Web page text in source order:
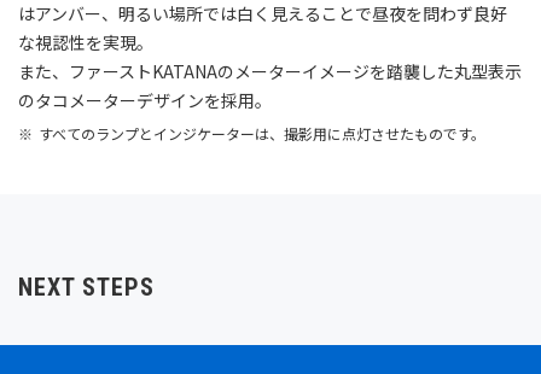
はアンバー、明るい場所では白く見えることで昼夜を問わず良好
な視認性を実現。
また、ファーストKATANAのメーターイメージを踏襲した丸型表示
のタコメーターデザインを採用。
すべてのランプとインジケーターは、撮影用に点灯させたものです。
NEXT STEPS